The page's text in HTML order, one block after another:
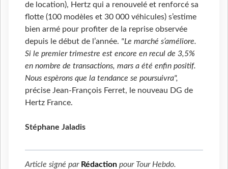
de location), Hertz qui a renouvelé et renforcé sa
flotte (100 modèles et 30 000 véhicules) s’estime
bien armé pour profiter de la reprise observée
depuis le début de l’année. "Le marché s’améliore.
Si le premier trimestre est encore en recul de 3,5%
en nombre de transactions, mars a été enfin positif.
Nous espèrons que la tendance se poursuivra",
précise Jean-François Ferret, le nouveau DG de
Hertz France.
Stéphane Jaladis
Article signé par Rédaction pour Tour Hebdo.